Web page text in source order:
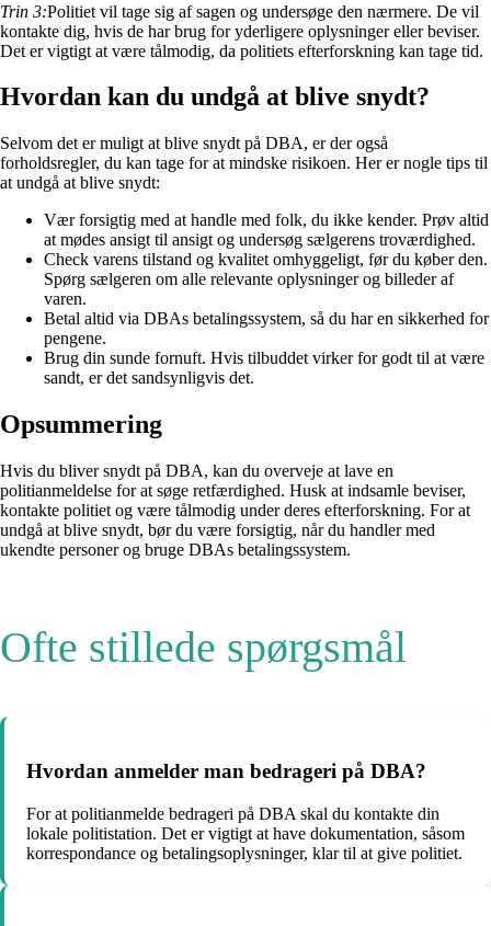
Trin 3:Politiet vil tage sig af sagen og undersøge den nærmere. De vil
kontakte dig, hvis de har brug for yderligere oplysninger eller beviser.
Det er vigtigt at være tålmodig, da politiets efterforskning kan tage tid.
Hvordan kan du undgå at blive snydt?
Selvom det er muligt at blive snydt på DBA, er der også
forholdsregler, du kan tage for at mindske risikoen. Her er nogle tips til
at undgå at blive snydt:
Vær forsigtig med at handle med folk, du ikke kender. Prøv altid
at mødes ansigt til ansigt og undersøg sælgerens troværdighed.
Check varens tilstand og kvalitet omhyggeligt, før du køber den.
Spørg sælgeren om alle relevante oplysninger og billeder af
varen.
Betal altid via DBAs betalingssystem, så du har en sikkerhed for
pengene.
Brug din sunde fornuft. Hvis tilbuddet virker for godt til at være
sandt, er det sandsynligvis det.
Opsummering
Hvis du bliver snydt på DBA, kan du overveje at lave en
politianmeldelse for at søge retfærdighed. Husk at indsamle beviser,
kontakte politiet og være tålmodig under deres efterforskning. For at
undgå at blive snydt, bør du være forsigtig, når du handler med
ukendte personer og bruge DBAs betalingssystem.
Ofte stillede spørgsmål
Hvordan anmelder man bedrageri på DBA?
For at politianmelde bedrageri på DBA skal du kontakte din
lokale politistation. Det er vigtigt at have dokumentation, såsom
korrespondance og betalingsoplysninger, klar til at give politiet.